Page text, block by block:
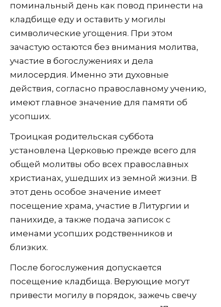
поминальный день как повод принести на
кладбище еду и оставить у могилы
символические угощения. При этом
зачастую остаются без внимания молитва,
участие в богослужениях и дела
милосердия. Именно эти духовные
действия, согласно православному учению,
имеют главное значение для памяти об
усопших.
Троицкая родительская суббота
установлена Церковью прежде всего для
общей молитвы обо всех православных
христианах, ушедших из земной жизни. В
этот день особое значение имеет
посещение храма, участие в Литургии и
панихиде, а также подача записок с
именами усопших родственников и
близких.
После богослужения допускается
посещение кладбища. Верующие могут
привести могилу в порядок, зажечь свечу